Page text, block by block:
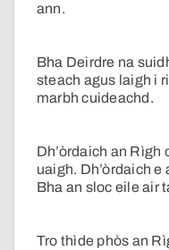
ann.
Bha Deirdre na
steach agus laigh i
marbh cuideachd.
Dh’òrdaich an Rìgh
uaigh. Dh’òrdaich
Bha an sloc eile air
Tro thìde phòs an